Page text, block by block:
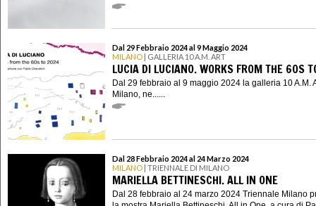
Dal 29 Febbraio 2024 al 9 Maggio 2024
MILANO | GALLERIA 10 A.M. ART
LUCIA DI LUCIANO. WORKS FROM THE 60S
Dal 29 febbraio al 9 maggio 2024 la galleria 10 A.M.
Milano, ne......
Dal 28 Febbraio 2024 al 24 Marzo 2024
MILANO | TRIENNALE DI MILANO
MARIELLA BETTINESCHI. ALL IN ONE
Dal 28 febbraio al 24 marzo 2024 Triennale Milano